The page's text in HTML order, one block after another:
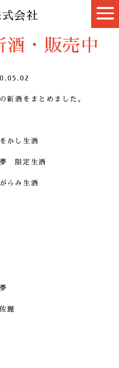
会社
酒・販売中
新酒をまとめました。
かし生酒
限定生酒
らみ生酒
麗